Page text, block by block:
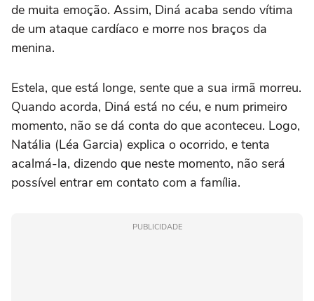
de muita emoção. Assim, Diná acaba sendo vítima
de um ataque cardíaco e morre nos braços da
menina.
Estela, que está longe, sente que a sua irmã morreu.
Quando acorda, Diná está no céu, e num primeiro
momento, não se dá conta do que aconteceu. Logo,
Natália (Léa Garcia) explica o ocorrido, e tenta
acalmá-la, dizendo que neste momento, não será
possível entrar em contato com a família.
PUBLICIDADE